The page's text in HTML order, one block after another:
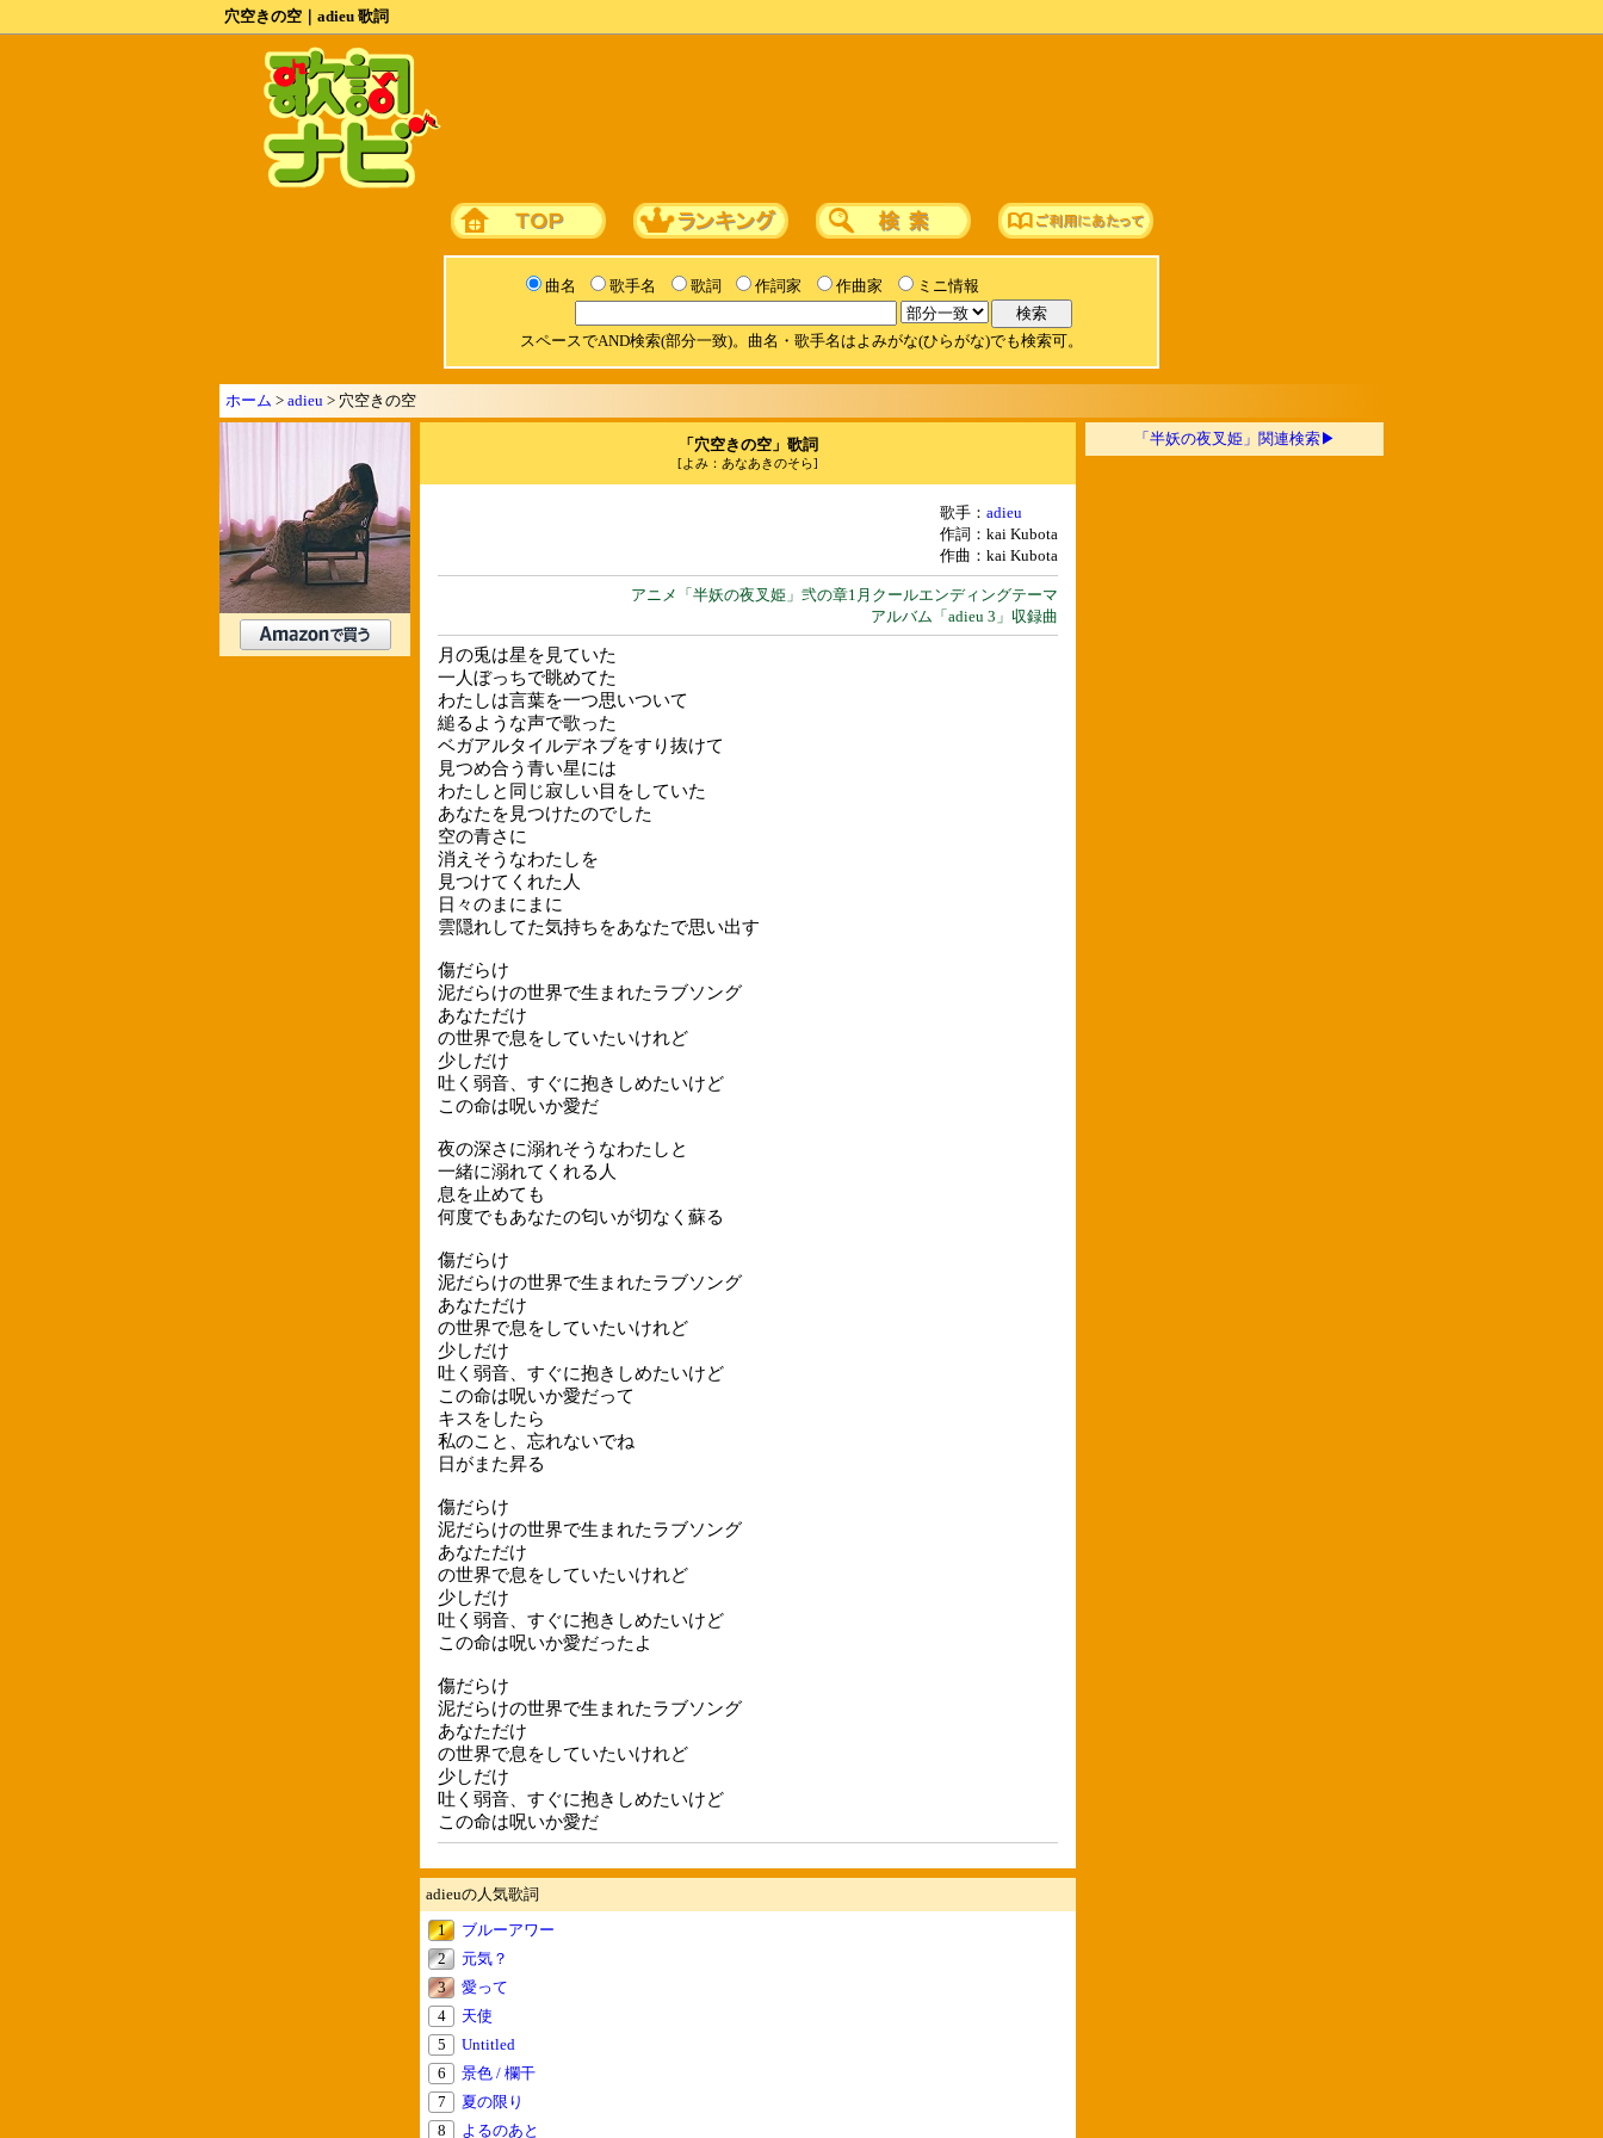
穴空きの空｜adieu 歌詞
曲名 歌手名 歌詞 作詞家 作曲家 ミニ情報
スペースでAND検索(部分一致)。曲名・歌手名はよみがな(ひらがな)でも検索可。
ホーム > adieu > 穴空きの空
「穴空きの空」歌詞
[よみ：あなあきのそら]
歌手： adieu
作詞：kai Kubota
作曲：kai Kubota
アニメ「半妖の夜叉姫」弐の章1月クールエンディングテーマ
アルバム「adieu 3」収録曲
月の兎は星を見ていた
一人ぼっちで眺めてた
わたしは言葉を一つ思いついて
縋るような声で歌った
ベガアルタイルデネブをすり抜けて
見つめ合う青い星には
わたしと同じ寂しい目をしていた
あなたを見つけたのでした
空の青さに
消えそうなわたしを
見つけてくれた人
日々のまにまに
雲隠れしてた気持ちをあなたで思い出す
傷だらけ
泥だらけの世界で生まれたラブソング
あなただけ
の世界で息をしていたいけれど
少しだけ
吐く弱音、すぐに抱きしめたいけど
この命は呪いか愛だ
夜の深さに溺れそうなわたしと
一緒に溺れてくれる人
息を止めても
何度でもあなたの匂いが切なく蘇る
傷だらけ
泥だらけの世界で生まれたラブソング
あなただけ
の世界で息をしていたいけれど
少しだけ
吐く弱音、すぐに抱きしめたいけど
この命は呪いか愛だって
キスをしたら
私のこと、忘れないでね
日がまた昇る
傷だらけ
泥だらけの世界で生まれたラブソング
あなただけ
の世界で息をしていたいけれど
少しだけ
吐く弱音、すぐに抱きしめたいけど
この命は呪いか愛だったよ
傷だらけ
泥だらけの世界で生まれたラブソング
あなただけ
の世界で息をしていたいけれど
少しだけ
吐く弱音、すぐに抱きしめたいけど
この命は呪いか愛だ
adieuの人気歌詞
1
ブルーアワー
2
元気？
3
愛って
4
天使
5
Untitled
6
景色 / 欄干
7
夏の限り
8
よるのあと
「半妖の夜叉姫」関連検索▶